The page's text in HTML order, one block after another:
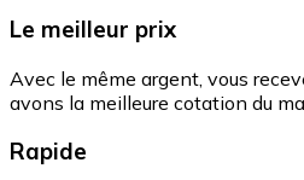
Le meilleur prix
Avec le même argent, vous
avons la meilleure cotation du
Rapide